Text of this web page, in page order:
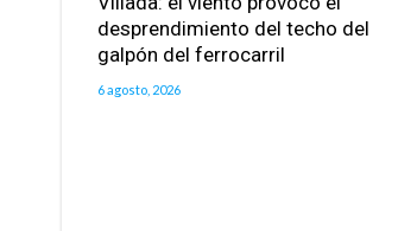
desprendimiento del techo del
galpón del ferrocarril
6 agosto, 2026